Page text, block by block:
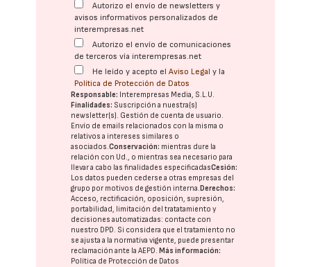
Autorizo el envío de newsletters y
avisos informativos personalizados de
interempresas.net
Autorizo el envío de comunicaciones
de terceros vía interempresas.net
He leído y acepto elAviso Legal y la
Política de Protección de Datos
Responsable: Interempresas Media, S.L.U.
Finalidades: Suscripción a nuestra(s)
newsletter(s). Gestión de cuenta de usuario.
Envío de emails relacionados con la misma o
relativos a intereses similares o
asociados.Conservación: mientras dure la
relación con Ud., o mientras sea necesario para
llevar a cabo las finalidades especificadasCesión:
Los datos pueden cederse a otras empresas del
grupo por motivos de gestión interna. Derechos:
Acceso, rectificación, oposición, supresión,
portabilidad, limitación del tratatamiento y
decisiones automatizadas: contacte con
nuestro DPD. Si considera que el tratamiento no
se ajusta a la normativa vigente, puede presentar
reclamación ante laAEPD. Más información:
Política de Protección de Datos